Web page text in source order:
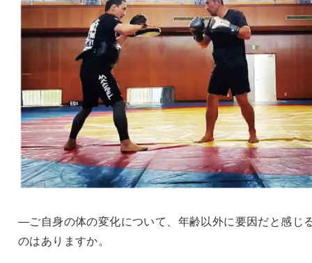
―ご自身の体の変化について、年齢以外に要因だと感じ
のはありますか。